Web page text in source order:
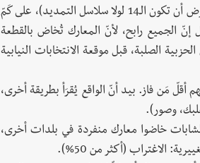
أقفِلَ ملف الانتخابات البلدية والاختيارية السابعة في تاريخ لبنان (كان من المفترض أن تكون الـ14 لولا سلاسل التمديد)، على كَمّ
إنّ الجميع رابح، لأنّ المعارك تُخاض بالقطعة
الصلبة، قبل موقعة الانتخابات النيابية
أقلّ مَن فاز. بيد أنّ الواقع يُقرَأ بطريقة أخرى،
خاضوا معارك منفردة في بلدات أخرى،
الاغتراب (أكثر من 50%).